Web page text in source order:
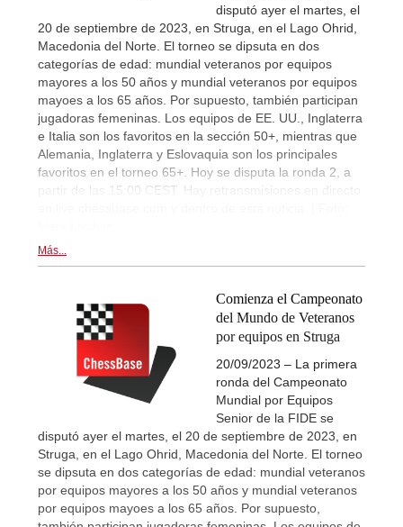
disputó ayer el martes, el
20 de septiembre de 2023, en Struga, en el Lago Ohrid,
Macedonia del Norte. El torneo se dipsuta en dos
categorías de edad: mundial veteranos por equipos
mayores a los 50 años y mundial veteranos por equipos
mayoes a los 65 años. Por supuesto, también participan
jugadoras femeninas. Los equipos de EE. UU., Inglaterra
e Italia son los favoritos en la sección 50+, mientras que
Alemania, Inglaterra y Eslovaquia son los principales
favoritos en el torneo 65+. Hoy se disputa la ronda 2, a
partir de las 15:00 CEST. Hay retransmisiones en directo
Más...
Comienza el Campeonato
del Mundo de Veteranos
por equipos en Struga
20/09/2023 – La primera
ronda del Campeonato
Mundial por Equipos
Senior de la FIDE se
disputó ayer el martes, el 20 de septiembre de 2023, en
Struga, en el Lago Ohrid, Macedonia del Norte. El torneo
se dipsuta en dos categorías de edad: mundial veteranos
por equipos mayores a los 50 años y mundial veteranos
por equipos mayoes a los 65 años. Por supuesto,